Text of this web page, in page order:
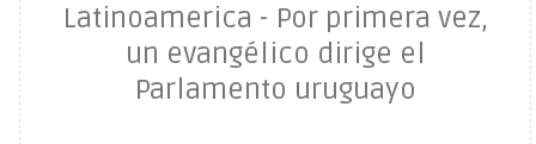
Latinoamerica - Por primera vez,
un evangélico dirige el
Parlamento uruguayo